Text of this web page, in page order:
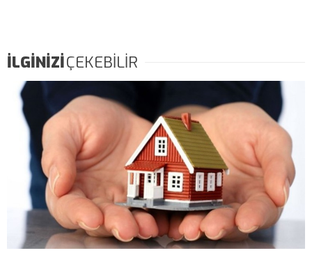
İLGİNİZİÇEKEBİLİR